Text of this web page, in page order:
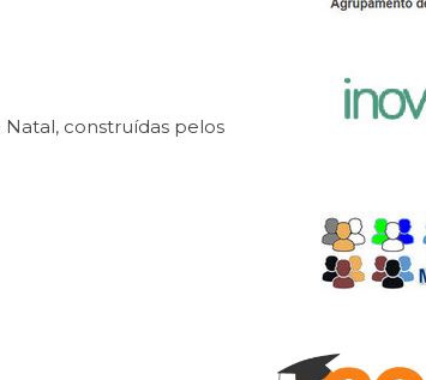
Natal, construídas pelos